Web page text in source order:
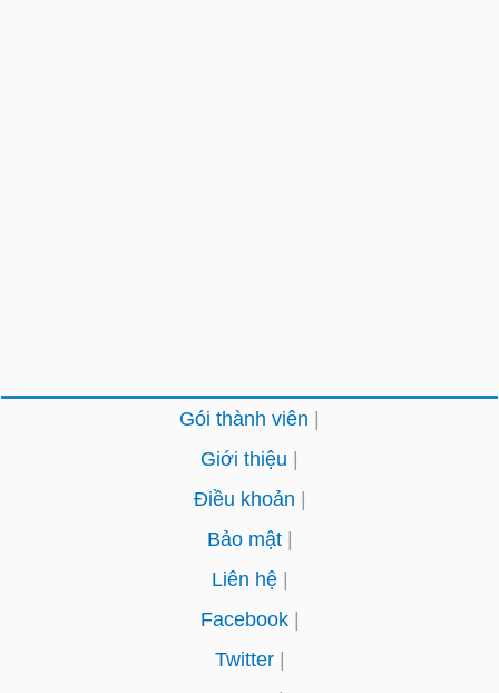
Gói thành viên
Giới thiệu
Điều khoản
Bảo mật
Liên hệ
Facebook
Twitter